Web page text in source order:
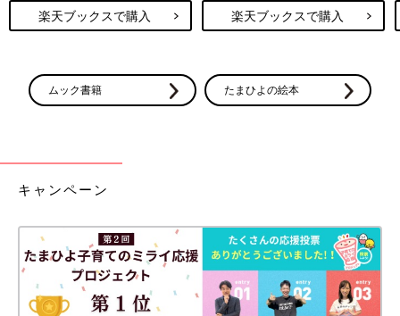
楽天ブックスで購入 楽天ブックスで購入
ムック書籍 たまひよの絵本
キャンペーン